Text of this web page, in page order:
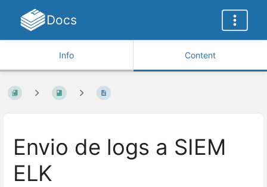
Docs
Info Content
Envio de logs a SIEM
ELK